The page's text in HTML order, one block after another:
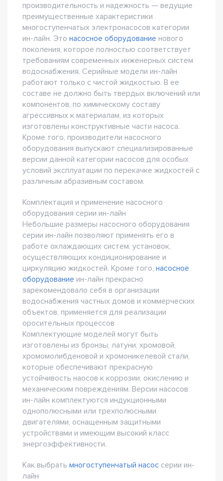
производительность и надежность — ведущие
преимущественные характеристики
многоступенчатых электронасосов категории
ин-лайн. Это насосное оборудование нового
поколения, которое полностью соответствует
требованиям современных инженерных систем
водоснабжения. Серийные модели ин-лайн
работают только с чистой жидкостью. В ее
составе не должно быть твердых включений или
компонентов, по химическому составу
агрессивных к материалам, из которых
изготовлены конструктивные части насоса.
Кроме того, производители насосного
оборудования выпускают специализированные
версии данной категории насосов для особых
условий эксплуатации по перекачке жидкостей с
различным абразивным составом.
Комплектация и применение насосного
оборудования серии ин-лайн
Небольшие размеры насосного оборудования
серии ин-лайн позволяют применять его в
работе охлаждающих систем, установок,
осуществляющих кондиционирование и
циркуляцию жидкостей. Кроме того, насосное
оборудование ин-лайн прекрасно
зарекомендовало себя в организации
водоснабжения частных домов и коммерческих
объектов, применяется для реализации
оросительных процессов
Комплектующие моделей могут быть
изготовлены из бронзы, латуни, хромовой,
хромомолибденовой и хромоникелевой стали,
которые обеспечивают прекрасную
устойчивость наосов к коррозии, окислению и
механическим повреждениям. Версии насосов
ин-лайн комплектуются индукционными
однополюсными или трехполюсными
двигателями, оснащенным защитными
устройствами и имеющим высокий класс
энергоэффективности.
Как выбрать многоступенчатый насос серии ин-
лайн